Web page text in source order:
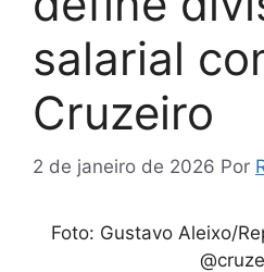
salarial
Cruzeiro
2 de janeiro de 2026 Por
Foto: Gustavo Aleixo/